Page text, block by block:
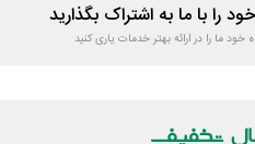
را با ما به اشتراک بگذارید
خود ما را در ارائه بهتر خدمات یاری کنید